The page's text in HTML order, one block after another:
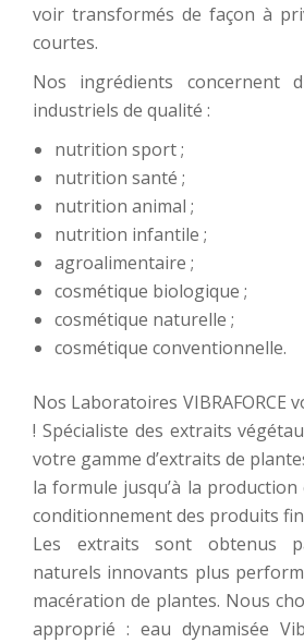
voir transformés de façon à
courtes.
Nos ingrédients concernent
industriels de qualité :
nutrition sport ;
nutrition santé ;
nutrition animal ;
nutrition infantile ;
agroalimentaire ;
cosmétique biologique ;
cosmétique naturelle ;
cosmétique conventionnelle.
Nos Laboratoires VIBRAFORCE
! Spécialiste des extraits
votre gamme d’extraits de
la formule jusqu’à la
conditionnement des produits
Les extraits sont obtenus
naturels innovants plus
macération de plantes. Nous
approprié : eau dynamisée